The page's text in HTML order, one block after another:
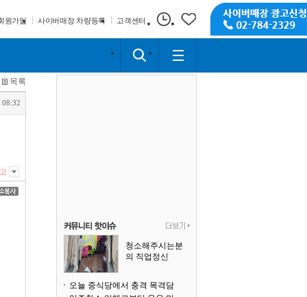
원가입 사이버매장 차량등록 고객센터
목록
청소해주시는분
의 직업정신
오늘 중식당에서 충격 목격담